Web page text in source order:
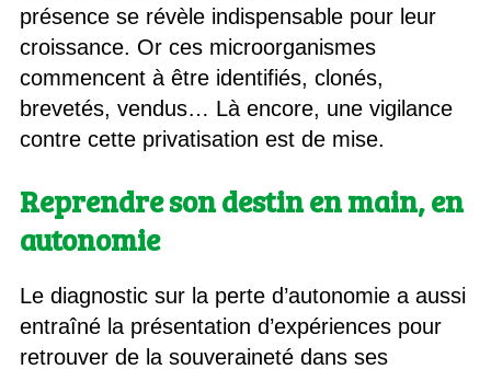
présence se révèle indispensable pour leur
croissance. Or ces microorganismes
commencent à être identifiés, clonés,
brevetés, vendus… Là encore, une vigilance
contre cette privatisation est de mise.
Reprendre son destin en main, en
autonomie
Le diagnostic sur la perte d’autonomie a aussi
entraîné la présentation d’expériences pour
retrouver de la souveraineté dans ses